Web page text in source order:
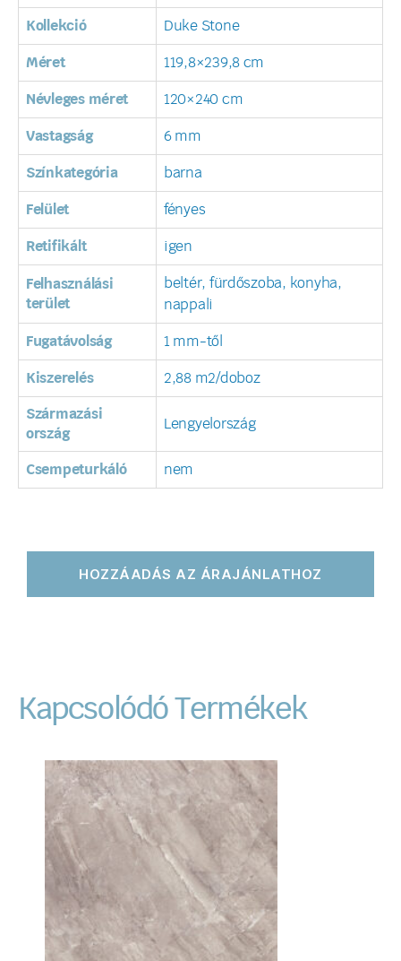
Kollekció Duke Stone
Méret 119,8×239,8 cm
Névleges méret 120×240 cm
Vastagság 6 mm
Színkategória barna
Felület fényes
Retifikált igen
Felhasználási
terület
beltér, fürdőszoba, konyha,
nappali
Fugatávolság 1 mm-től
Kiszerelés 2,88 m2/doboz
Származási
ország
Lengyelország
Csempeturkáló nem
HOZZÁADÁS AZ ÁRAJÁNLATHOZ
Kapcsolódó Termékek